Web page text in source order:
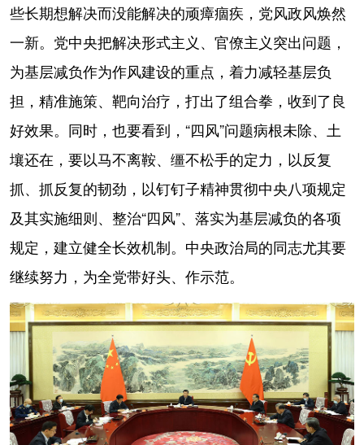
些长期想解决而没能解决的顽瘴痼疾，党风政风焕然
一新。党中央把解决形式主义、官僚主义突出问题，
为基层减负作为作风建设的重点，着力减轻基层负
担，精准施策、靶向治疗，打出了组合拳，收到了良
好效果。同时，也要看到，“四风”问题病根未除、土
壤还在，要以马不离鞍、缰不松手的定力，以反复
抓、抓反复的韧劲，以钉钉子精神贯彻中央八项规定
及其实施细则、整治“四风”、落实为基层减负的各项
规定，建立健全长效机制。中央政治局的同志尤其要
继续努力，为全党带好头、作示范。